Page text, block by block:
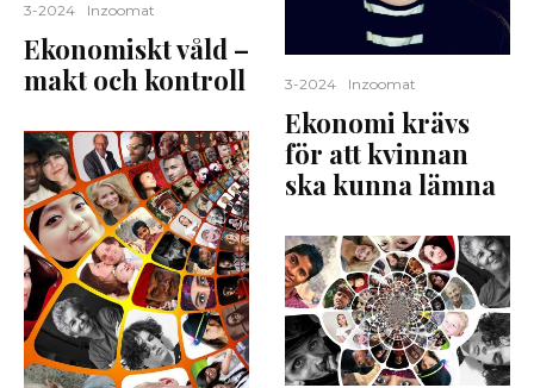
3-2024 Inzoomat
Ekonomiskt våld –
makt och kontroll
3-2024 Inzoomat
Ekonomi krävs
för att kvinnan
ska kunna lämna